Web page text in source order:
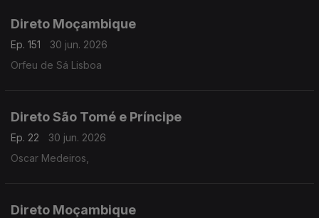
Direto Moçambique
Ep. 151
30 jun. 2026
Orfeu de Sá Lisboa
Direto São Tomé e Príncipe
Ep. 22
30 jun. 2026
Oscar Medeiros,
Direto Moçambique